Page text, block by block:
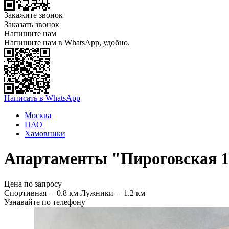
Закажите звонок
Заказать звонок
Напишите нам
Напишите нам в WhatsApp, удобно.
Написать в WhatsApp
Москва
ЦАО
Хамовники
Апартаменты "Пироговская
Цена по запросу
Спортивная – 0.8 км Лужники – 1.2 км
Узнавайте по телефону